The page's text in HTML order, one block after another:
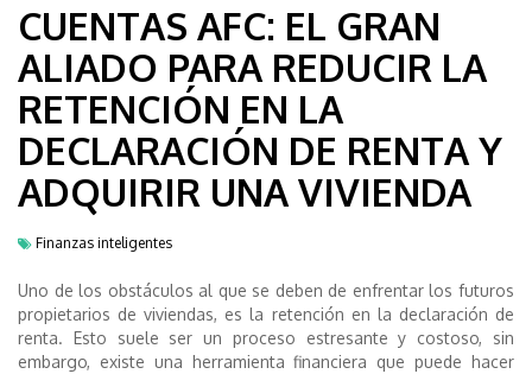
CUENTAS AFC: EL GRAN
ALIADO PARA REDUCIR LA
RETENCIÓN EN LA
DECLARACIÓN DE RENTA Y
ADQUIRIR UNA VIVIENDA
Finanzas inteligentes
Uno de los obstáculos al que se deben de enfrentar los futuros
propietarios de viviendas, es la retención en la declaración de
renta. Esto suele ser un proceso estresante y costoso, sin
embargo, existe una herramienta financiera que puede hacer